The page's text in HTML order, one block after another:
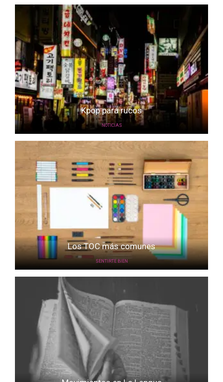
Kpop para rucos
NOTICIAS
Los TOC más comunes
SENTIRTE BIEN